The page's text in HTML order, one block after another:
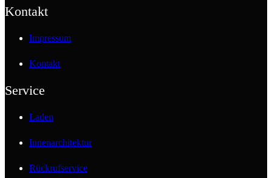
Kontakt
Impressum
Kontakt
Service
Laden
Innenarchitektur
Rückrufservice